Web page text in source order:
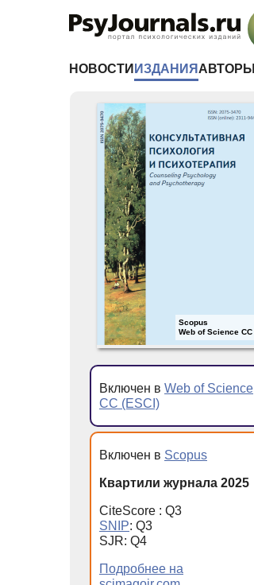
НОВОСТИ ИЗДАНИЯ АВТОРЫ
Scopus
Web of Science CC
Включен в Web of Science
CC (ESCI)
Включен в Scopus
Квартили журнала 2025
CiteScore : Q3
SNIP: Q3
SJR: Q4
Подробнее на